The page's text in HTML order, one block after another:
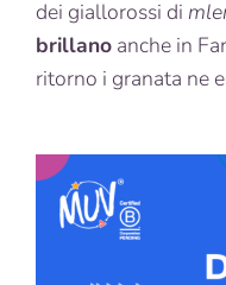
dei giallorossi di
brillano anche in
ritorno i granata ne